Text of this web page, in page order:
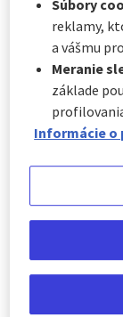
Ak vás už
istými ľuďmi na
niekoľko miest.
alebo by ste
vychutnávali si
ľudia každý rok
Ostrov Sao
Vďaka svojej
súhlasiť.
stále je
Súbory
reklamy,
a vášmu
Meranie
základe
Informácie o